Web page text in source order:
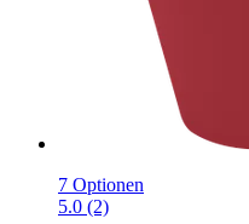
7 Optionen
5.0 (2)